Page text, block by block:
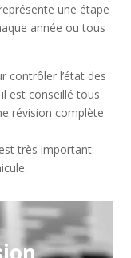
une étape
année ou tous
contrôler l’état des
il est conseillé tous
révision complète
très important